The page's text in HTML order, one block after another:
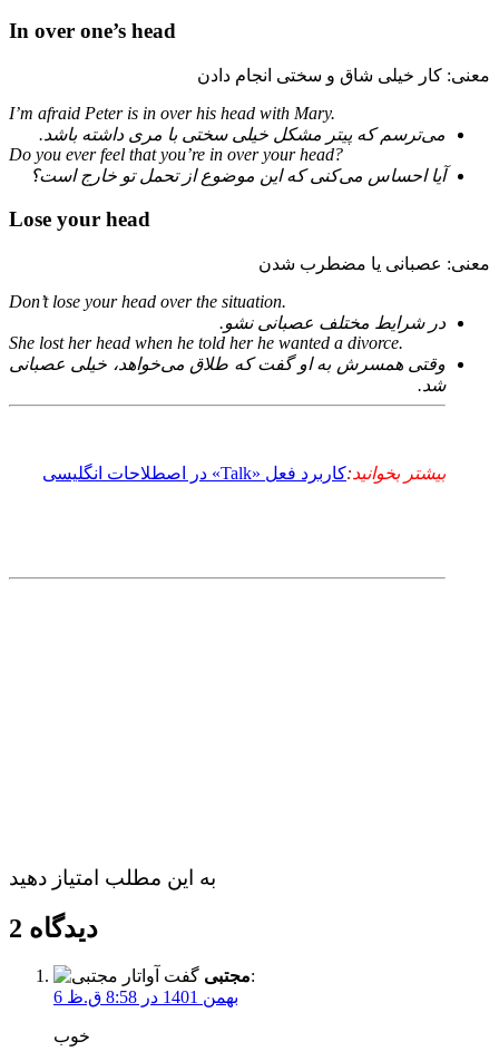
In over one’s head
معنی: کار خیلی شاق و سختی انجام دادن
I’m afraid Peter is in over his head with Mary.
می‌ترسم که پیتر مشکل خیلی سختی با مری داشته باشد.
Do you ever feel that you’re in over your head?
آیا احساس می‌کنی که این موضوع از تحمل تو خارج است؟
Lose your head
معنی: عصبانی یا مضطرب شدن
Don’t lose your head over the situation.
در شرایط مختلف عصبانی نشو.
She lost her head when he told her he wanted a divorce.
وقتی همسرش به او گفت که طلاق می‌خواهد، خیلی عصبانی
شد.
بیشتر بخوانید:کاربرد فعل «Talk» در اصطلاحات انگلیسی
به این مطلب امتیاز دهید
2 دیدگاه
مجتبیگفت:
6 بهمن 1401 در 8:58 ق.ظ
خوب